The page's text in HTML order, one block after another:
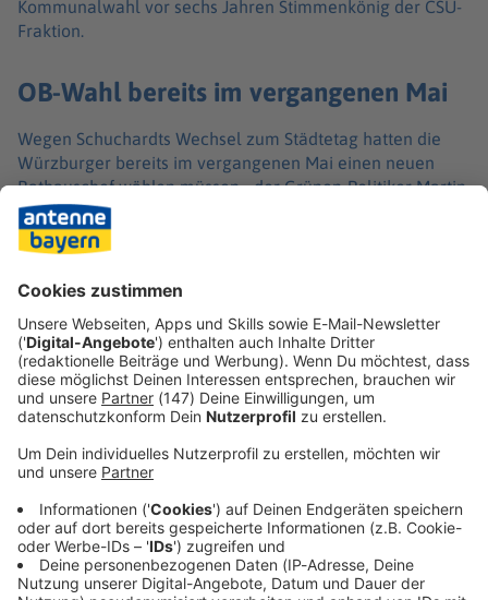
Kommunalwahl vor sechs Jahren Stimmenkönig der CSU-
Fraktion.
OB-Wahl bereits im vergangenen Mai
Wegen Schuchardts Wechsel zum Städtetag hatten die
Würzburger bereits im vergangenen Mai einen neuen
Rathauschef wählen müssen - der Grünen-Politiker Martin
Heilig gewann damals. Bei der Kommunalwahl am 8.
März entscheiden die etwa 100.000 Stimmberechtigten
daher nur über den Stadtrat, nicht mehr über den OB.
Heilig bleibt somit voraussichtlich bis 2032 im Amt, wenn